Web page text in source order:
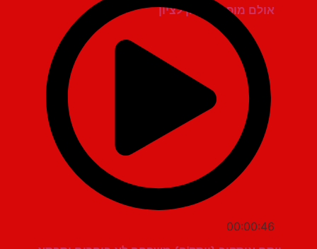
אולם מופת ראשון לציון
00:00:46